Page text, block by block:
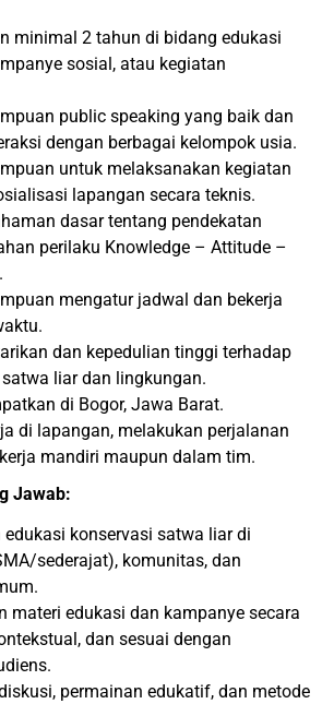
minimal 2 tahun di bidang edukasi
sosial, atau kegiatan
public speaking yang baik dan
dengan berbagai kelompok usia.
untuk melaksanakan kegiatan
lapangan secara teknis.
dasar tentang pendekatan
perilaku Knowledge – Attitude –
mengatur jadwal dan bekerja
dan kepedulian tinggi terhadap
liar dan lingkungan.
di Bogor, Jawa Barat.
di lapangan, melakukan perjalanan
mandiri maupun dalam tim.
Jawab:
konservasi satwa liar di
sederajat), komunitas, dan
materi edukasi dan kampanye secara
dan sesuai dengan
permainan edukatif, dan metode